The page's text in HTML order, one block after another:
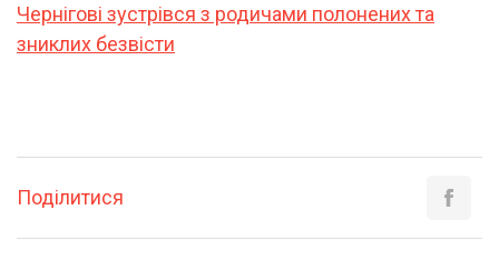
Чернігові зустрівся з родичами полонених та
зниклих безвісти
Поділитися